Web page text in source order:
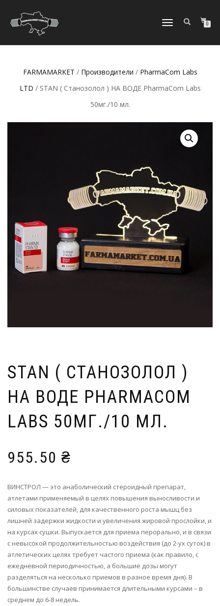
ПЕРЕКЛЮЧИТЬ
0
FARMAMARKET / Производители / PharmaCom Labs
LTD / STAN ( Станозолол ) НА ВОДЕ PharmaCom Labs
50мг./10 мл.
STAN ( СТАНОЗОЛОЛ )
НА ВОДЕ PHARMACOM
LABS 50МГ./10 МЛ.
955.50 ₴
ВИНСТРОЛ — это анаболический стероидный препарат,
атлетами применяемый в целях повышения выносливости и
силовых показателей, для качественного роста мышц без
лишней задержки жидкости и увеличения жировой прослойки, и
на курсах сушки. Выпускается для приема перорально, и в связи
с невысокой продолжительностью воздействия (до 2-ух суток) в
атлетических целях требует частого приема (как правило, с
ежедневной периодичностью, а большие дозы могут
разделяться на несколько приемов в разное время дня). В
большинстве случаев принимается длительными курсами – в
среднем до 6-8 недель.